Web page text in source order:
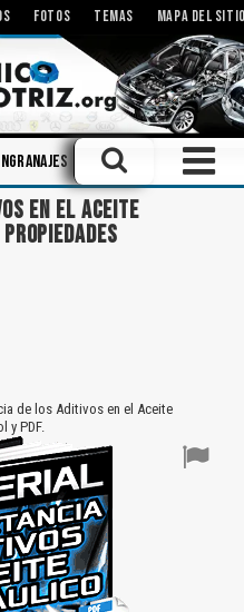
FOTOS TEMAS MAPA DEL
Mecanismos Aceites
EN EL ACEITE
de los Aditivos en el Aceite
y PDF.